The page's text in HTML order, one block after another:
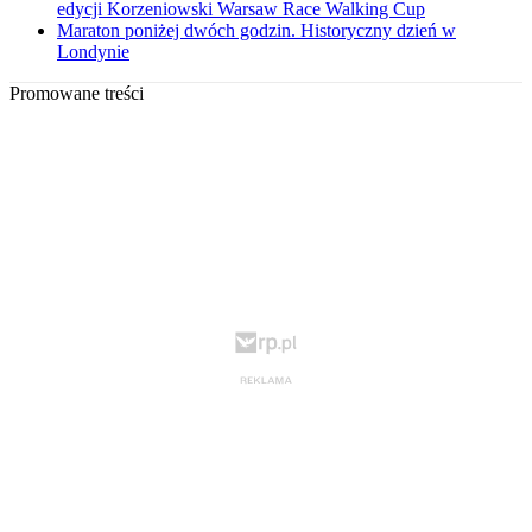
edycji Korzeniowski Warsaw Race Walking Cup
Maraton poniżej dwóch godzin. Historyczny dzień w
Londynie
Promowane treści